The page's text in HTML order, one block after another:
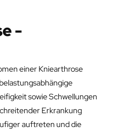
-
einer Kniearthrose
sowie Schwellungen
Erkrankung
auftreten und die